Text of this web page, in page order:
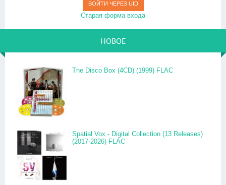
ВОЙТИ ЧЕРЕЗ UID
Старая форма входа
НОВОЕ
The Disco Box (4CD) (1999) FLAC
Spatial Vox - Digital Collection (13 Releases)
(2017-2026) FLAC